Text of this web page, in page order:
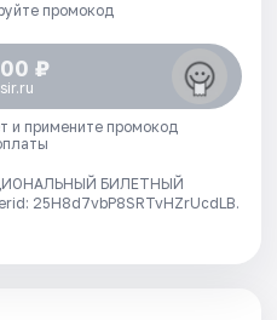
промокод
₽
и примените промокод
БИЛЕТНЫЙ
25H8d7vbP8SRTvHZrUcdLB.